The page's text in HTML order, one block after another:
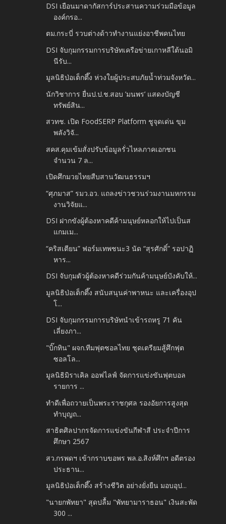
DSI เยือนมาดากัสการ์ประสานความร่วมมือข้อมูล
องค์กรอ...
ตม.กระบี่ รวบต่างด้าวทำงานแย่งอาชีพคนไทย
DSI จับกุมกรรมการบริษัทเครือข่ายเกาหลีใต้นอมิ
นีรับ...
มูลนิธิป่อเต็กตึ๊ง ห่วงใยผู้ประสบภัยน้ำท่วมจังหวัด...
นักวิชาการ ยื่นป.ป.ช.สอบ ’มนพร’ แสดงบัญชี
ทรัพย์สิน...
สวทช. เปิด FoodSERP Platform ชูจุดเด่น ขุม
พลังวิจั...
สคส.คุมเข้มสั่งปรับข้อมูลรั่วไหลภาคเอกชน
จำนวน 7 ล...
เปิดศึกมวยไทยสืบสานวัฒนธรรมฯ
“ศุภมาส” รมว.อว. แถลงข่าวชวนร่วมงานมหกรรม
งานวิจัยแ...
DSI ฝากขังผู้ต้องหาคดีค้ามนุษย์หลอกให้ไปเป็นส
แกมเม...
“คริสเตียน” ฟอร์มเทพชนะ3 นัด “สุรศักดิ์” รอปาฏิ
หาร...
DSI จับกุมตัวผู้ต้องหาคดีร่วมกันค้ามนุษย์บังคับให้...
มูลนิธิป่อเต็กตึ๊ง สนับสนุนค่าพาหนะ และเครื่องอุป
โ...
DSI จับกุมกรรมการบริษัทนำเข้ารถหรู 71 คัน
เลี่ยงภา...
"บิ๊กทิน" ผจก.ทีมฟุตซอลไทย ชุดเตรียมสู้ศึกฟุต
ซอลโล...
มูลนิธิมิราเคิล ออฟไลฟ์ จัดการแข่งขันฟุตบอล
รายการ ...
ทำดีเพื่อถวายเป็นพระราชกุศล รองอัยการสูงสุด
ทำบุญถ...
สาธิตศิลปากรจัดการแข่งขันกีฬาสี ประจำปีการ
ศึกษา 2567
สว.กรพดฯ เข้ากราบขอพร พล.อ.สิงห์ศึกฯ อดีตรอง
ประธาน...
มูลนิธิป่อเต็กตึ๊ง สร้างชีวิต อย่างยั่งยืน มอบอุป...
"นายกพัทยา" สุดปลื้ม "พัทยามาราธอน" เงินสะพัด
300 ...